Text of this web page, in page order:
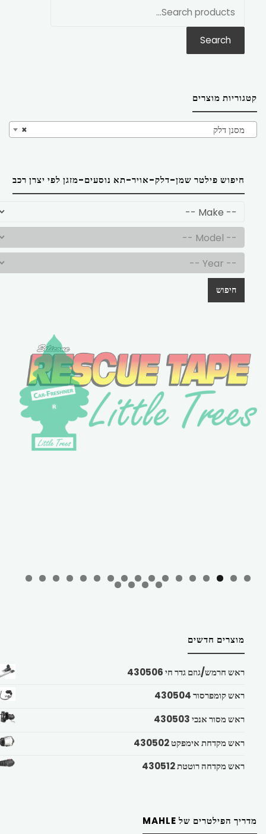
Search
קטגוריות מוצרים
× מסנן דלק
חיפוש פילטר שמן-דלק-אויר-תא נוסעים-מזגן לפי יצרן רכב
חיפוש
מוצרים חדשים
ראש חרמש/גוזם גדר חי 430506
ראש קומפרסור 430504
ראש מסור אנכי 430503
ראש מקדחת אימפקט 430502
ראש מקדחה רוטטת 430512
מדריך הפילטרים של MAHLE